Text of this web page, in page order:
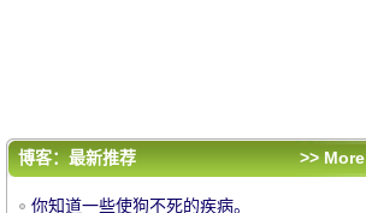
评论排行
博客：最新推荐 >> More
你知道一些使狗不死的疾病。